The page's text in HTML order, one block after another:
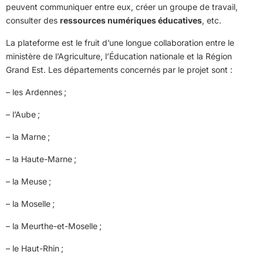
peuvent communiquer entre eux, créer un groupe de travail,
consulter des ressources numériques éducatives, etc.
La plateforme est le fruit d’une longue collaboration entre le
ministère de l’Agriculture, l’Éducation nationale et la Région
Grand Est. Les départements concernés par le projet sont :
– les Ardennes ;
– l’Aube ;
– la Marne ;
– la Haute-Marne ;
– la Meuse ;
– la Moselle ;
– la Meurthe-et-Moselle ;
– le Haut-Rhin ;